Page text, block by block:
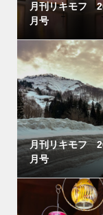
月刊リキモフ
月号
月刊リキモフ
月号